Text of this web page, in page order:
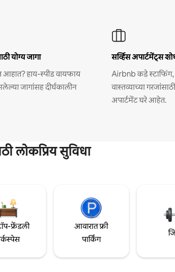
योग्य जागा
आहात? हाय-स्पीड वायफाय
जागांसह दीर्घकालीन
सर्व्हिस अपार्टमेंट्स
Airbnb कडे स्टाफिंग,
वास्तव्याच्या
अपार्टमेंट घरे आहेत.
लोकप्रिय सुविधा
फ्रेंडली
आवारात फ्री
पार्किंग